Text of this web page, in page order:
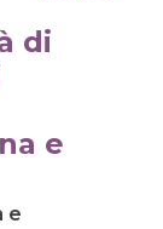
di
e
e